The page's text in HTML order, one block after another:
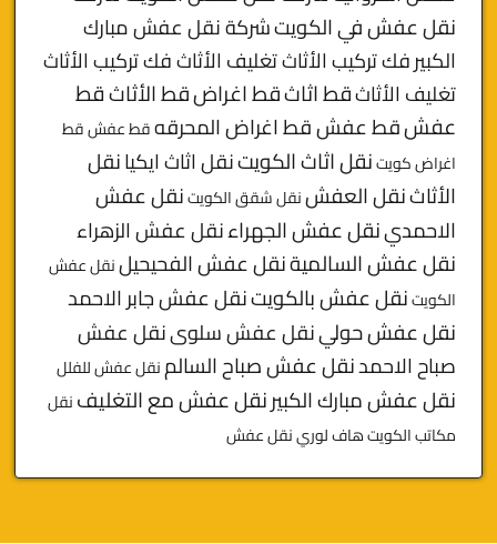
نقل عفش في الكويتشركة نقل عفش مبارك
الكبيرفك تركيب الأثاث تغليف الأثاث فك تركيب الأثاث
تغليف الأثاثقط اثاثقط اغراضقط الأثاثقط
عفشقط عفش قط اغراض المحرقهقط عفش قط
اغراض كويتنقل اثاث الكويتنقل اثاث ايكيانقل
الأثاثنقل العفشنقل شقق الكويتنقل عفش
الاحمدينقل عفش الجهراءنقل عفش الزهراء
نقل عفش السالميةنقل عفش الفحيحيلنقل عفش
الكويتنقل عفش بالكويتنقل عفش جابر الاحمد
نقل عفش حولينقل عفش سلوىنقل عفش
صباح الاحمدنقل عفش صباح السالمنقل عفش للفلل
نقل عفش مبارك الكبيرنقل عفش مع التغليفنقل
مكاتب الكويتهاف لوري نقل عفش